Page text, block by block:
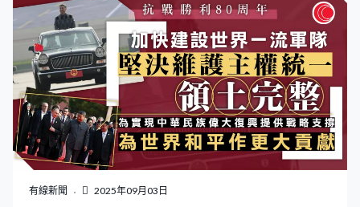
在還很小，和他們說不知道他們會知道多少。但會盡量，
有時間都會帶他們去博物館參觀。」
有線新聞 2025年09月03日